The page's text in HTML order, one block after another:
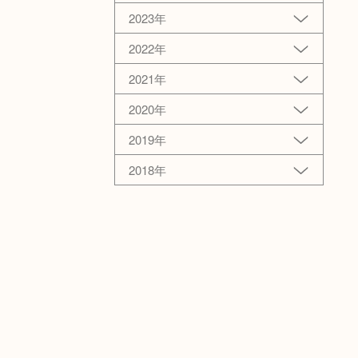
2023年
2022年
2021年
2020年
2019年
2018年